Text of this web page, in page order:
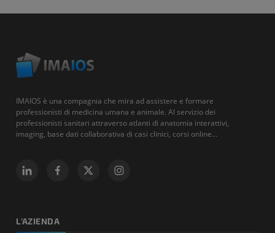
IMAIOS è una compagnia che mira ad assistere e formare
professionisti di medicina umana e animale. Al servizio dei
professionisti sanitari attraverso atlanti di anatomia interattivi,
imaging, base dati collaborativa di casi clinici, corsi online...
L'AZIENDA